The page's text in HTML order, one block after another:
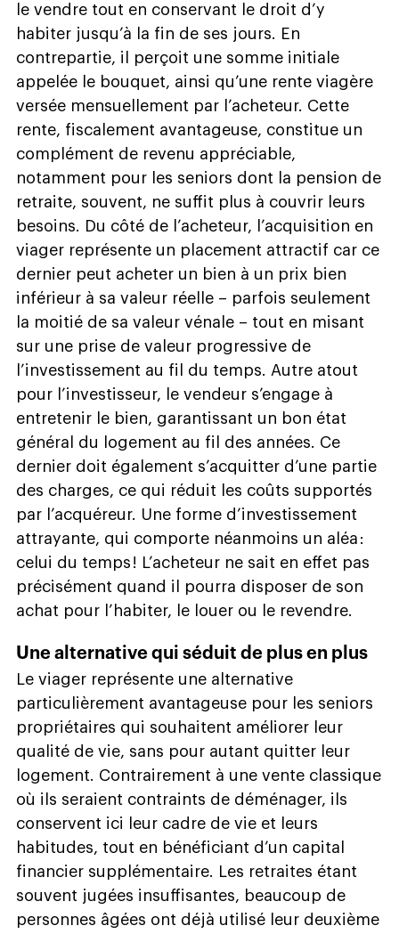
le vendre tout en conservant le droit d’y
habiter jusqu’à la fin de ses jours. En
contrepartie, il perçoit une somme initiale
appelée le bouquet, ainsi qu’une rente viagère
versée mensuellement par l’acheteur. Cette
rente, fiscalement avantageuse, constitue un
complément de revenu appréciable,
notamment pour les seniors dont la pension de
retraite, souvent, ne suffit plus à couvrir leurs
besoins. Du côté de l’acheteur, l’acquisition en
viager représente un placement attractif car ce
dernier peut acheter un bien à un prix bien
inférieur à sa valeur réelle – parfois seulement
la moitié de sa valeur vénale – tout en misant
sur une prise de valeur progressive de
l’investissement au fil du temps. Autre atout
pour l’investisseur, le vendeur s’engage à
entretenir le bien, garantissant un bon état
général du logement au fil des années. Ce
dernier doit également s’acquitter d’une partie
des charges, ce qui réduit les coûts supportés
par l’acquéreur. Une forme d’investissement
attrayante, qui comporte néanmoins un aléa :
celui du temps ! L’acheteur ne sait en effet pas
précisément quand il pourra disposer de son
achat pour l’habiter, le louer ou le revendre.
Une alternative qui séduit de plus en plus
Le viager représente une alternative
particulièrement avantageuse pour les seniors
propriétaires qui souhaitent améliorer leur
qualité de vie, sans pour autant quitter leur
logement. Contrairement à une vente classique
où ils seraient contraints de déménager, ils
conservent ici leur cadre de vie et leurs
habitudes, tout en bénéficiant d’un capital
financier supplémentaire. Les retraites étant
souvent jugées insuffisantes, beaucoup de
personnes âgées ont déjà utilisé leur deuxième